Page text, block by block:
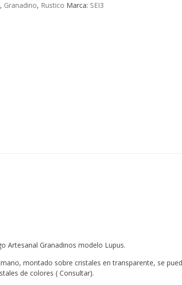
, Granadino, Rustico Marca: SEI3
Artesanal Granadinos modelo Lupus.
montado sobre cristales en transparente, se
de colores ( Consultar).